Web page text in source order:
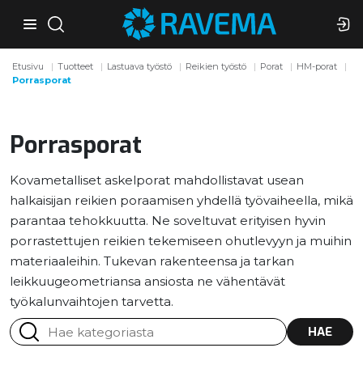
Etusivu Tuotteet Lastuava työstö Reikien työstö Porat
HM-porat
Porrasporat
Porrasporat
Kovametalliset askelporat mahdollistavat usean
halkaisijan reikien poraamisen yhdellä työvaiheella, mikä
parantaa tehokkuutta. Ne soveltuvat erityisen hyvin
porrastettujen reikien tekemiseen ohutlevyyn ja muihin
materiaaleihin. Tukevan rakenteensa ja tarkan
leikkuugeometriansa ansiosta ne vähentävät
työkalunvaihtojen tarvetta.
HAE